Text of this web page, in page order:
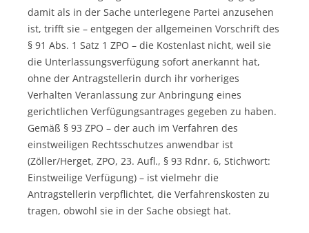
damit als in der Sache unterlegene Partei anzusehen
ist, trifft sie – entgegen der allgemeinen Vorschrift des
§ 91 Abs. 1 Satz 1 ZPO – die Kostenlast nicht, weil sie
die Unterlassungsverfügung sofort anerkannt hat,
ohne der Antragstellerin durch ihr vorheriges
Verhalten Veranlassung zur Anbringung eines
gerichtlichen Verfügungsantrages gegeben zu haben.
Gemäß § 93 ZPO – der auch im Verfahren des
einstweiligen Rechtsschutzes anwendbar ist
(Zöller/Herget, ZPO, 23. Aufl., § 93 Rdnr. 6, Stichwort:
Einstweilige Verfügung) – ist vielmehr die
Antragstellerin verpflichtet, die Verfahrenskosten zu
tragen, obwohl sie in der Sache obsiegt hat.